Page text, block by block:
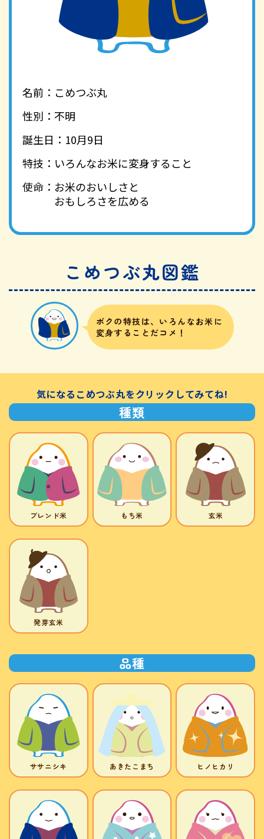
名前： こめつぶ丸
性別： 不明
誕生日： 10月9日
特技： いろんなお米に変身すること
使命： お米のおいしさと
おもしろさを広める
こめつぶ丸図鑑
ボクの特技は、 いろんなお米に
変身することだコメ！
気になるこめつぶ丸をクリックしてみてね!
種類
ブレンド米 もち米 玄米
発芽玄米
品種
ササニシキ あきたこまち ヒノヒカリ